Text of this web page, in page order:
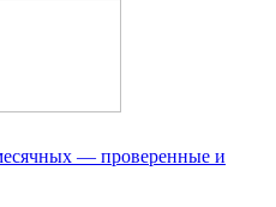
— проверенные и